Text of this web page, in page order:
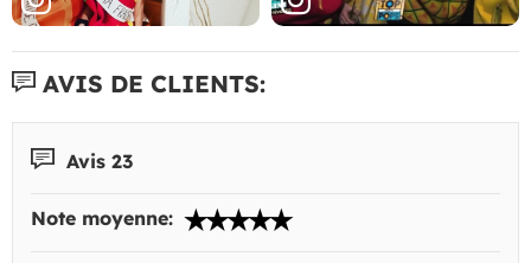
AVIS DE CLIENTS:
Avis 23
Note moyenne: